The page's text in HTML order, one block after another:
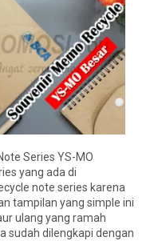
Series YS-MO
yang ada di
note series karena
tampilan yang simple ini
ulang yang ramah
sudah dilengkapi dengan